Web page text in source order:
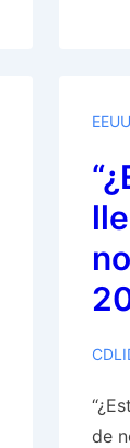
von
der
de